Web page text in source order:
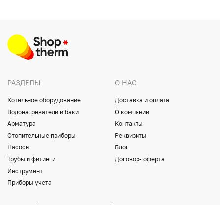
РАЗДЕЛЫ
Котельное оборудование
Водонагреватели и баки
Арматура
Отопительные приборы
Насосы
Трубы и фитинги
Инструмент
Приборы учета
О НАС
Доставка и оплата
О компании
Контакты
Реквизиты
Блог
Договор- оферта